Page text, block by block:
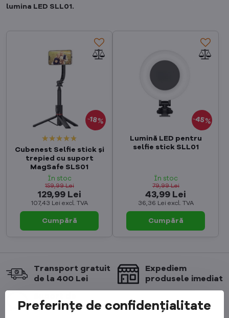
lumina LED SLL01.
18%
Cubenest Selfie stick și
trepied cu suport
MagSafe SLS01
În stoc
129,99 Lei
107,43 Lei excl. TVA
159,99 Lei
Cumpără
45%
Lumină LED pentru
selfie stick SLL01
În stoc
43,99 Lei
36,36 Lei excl. TVA
79,99 Lei
Cumpără
Transport gratuit
de la 400 Lei
Expediem
produsele imediat
specialitate 24/7
Preferințe de confidențialitate